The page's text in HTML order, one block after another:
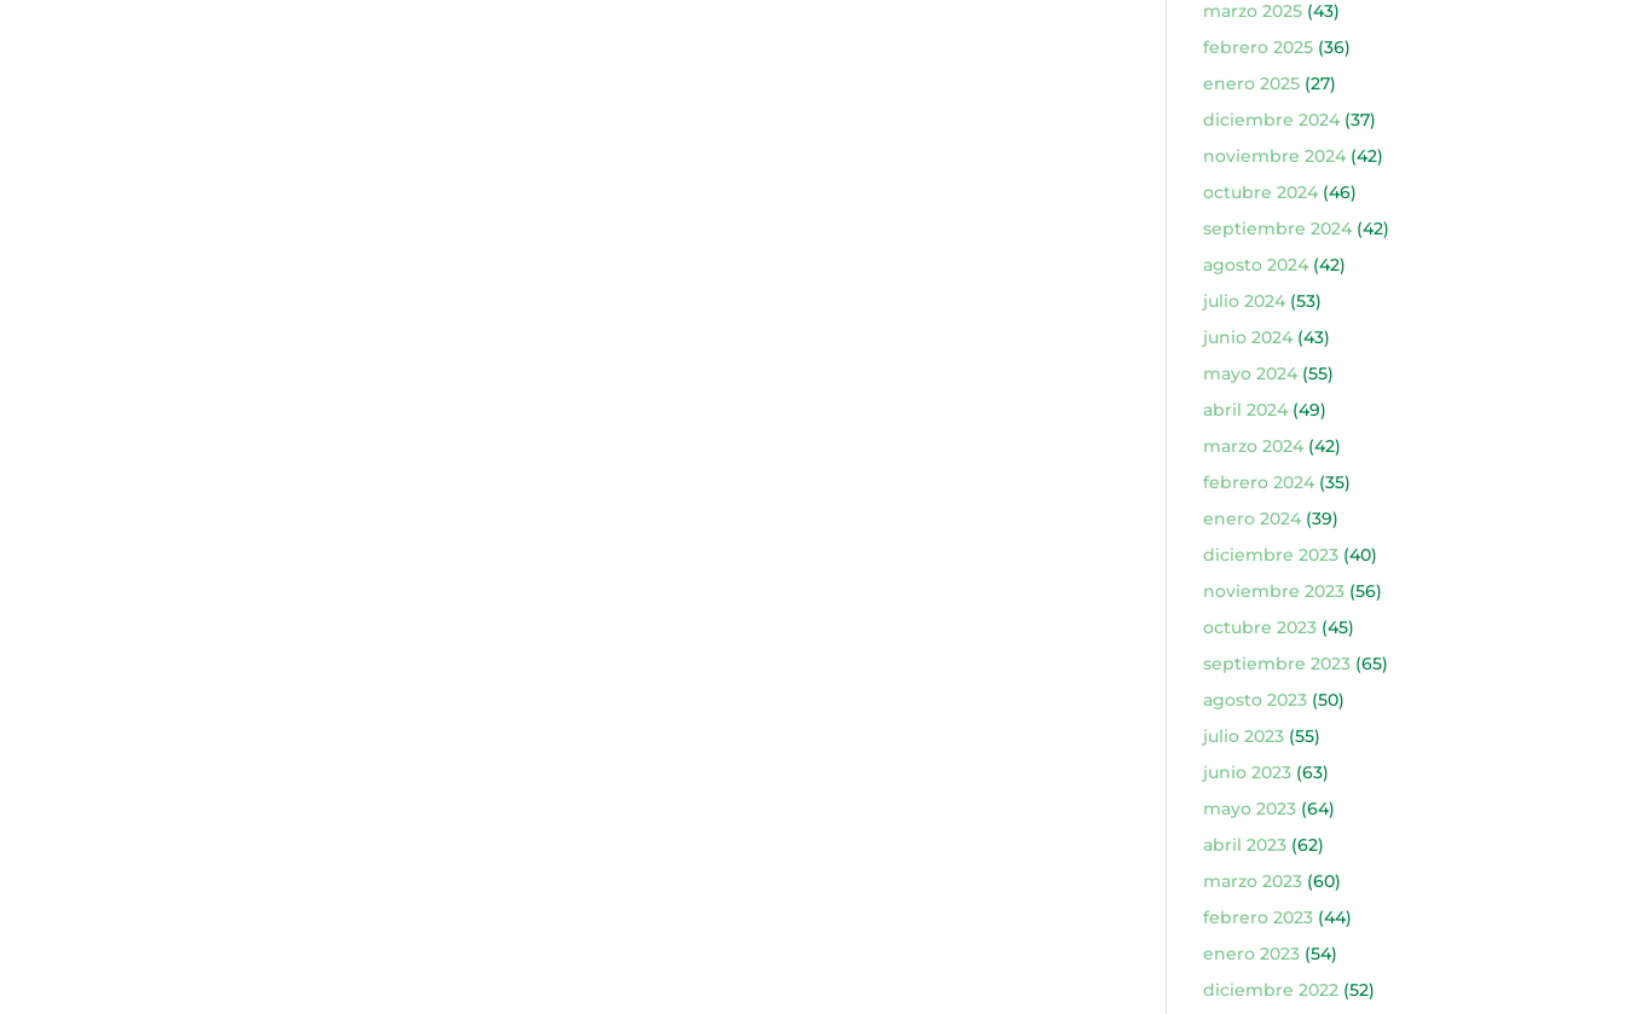
marzo 2025(43)
febrero 2025(36)
enero 2025(27)
diciembre 2024(37)
noviembre 2024(42)
octubre 2024(46)
septiembre 2024(42)
agosto 2024(42)
julio 2024(53)
junio 2024(43)
mayo 2024(55)
abril 2024(49)
marzo 2024(42)
febrero 2024(35)
enero 2024(39)
diciembre 2023(40)
noviembre 2023(56)
octubre 2023(45)
septiembre 2023(65)
agosto 2023(50)
julio 2023(55)
junio 2023(63)
mayo 2023(64)
abril 2023(62)
marzo 2023(60)
febrero 2023(44)
enero 2023(54)
diciembre 2022(52)